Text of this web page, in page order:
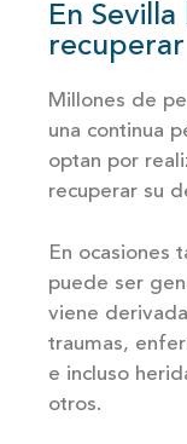
En
Millones de
una continua
optan por
recuperar su
En ocasiones
puede ser
viene
traumas,
e incluso
otros.